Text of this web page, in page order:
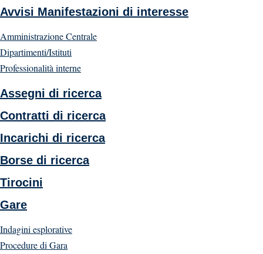
Avvisi Manifestazioni di interesse
Amministrazione Centrale
Dipartimenti/Istituti
Professionalità interne
Assegni di ricerca
Contratti di ricerca
Incarichi di ricerca
Borse di ricerca
Tirocini
Gare
Indagini esplorative
Procedure di Gara